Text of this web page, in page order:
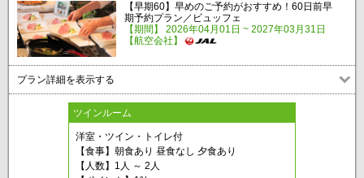
【早期60】早めのご予約がおすすめ！60日前早
期予約プラン／ビュッフェ
【期間】 2026年04月01日 ~ 2027年03月31日
【航空会社】
プラン詳細を表示する
ツインルーム
洋室・ツイン・トイレ付
【食事】朝食あり 昼食なし 夕食あり
【人数】1人 ～ 2人